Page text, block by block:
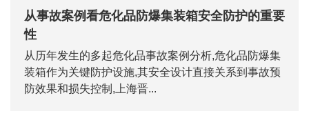
从事故案例看危化品防爆集装箱安全防护的重要
性
从历年发生的多起危化品事故案例分析,危化品防爆集
装箱作为关键防护设施,其安全设计直接关系到事故预
防效果和损失控制,上海晋...